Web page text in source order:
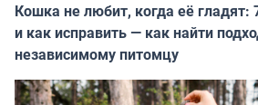
Кошка не любит, когда её гладят:
и как исправить — как найти
независимому питомцу